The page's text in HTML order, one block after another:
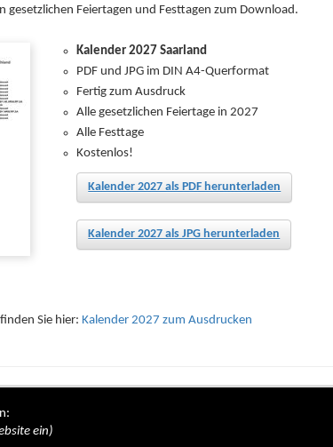
Feiertagen und Festtagen zum Download.
Kalender 2027 Saarland
PDF und JPG im DIN A4-Querformat
Fertig zum Ausdruck
Alle gesetzlichen Feiertage in 2027
Alle Festtage
Kostenlos!
Kalender 2027 als PDF herunterladen
Kalender 2027 als JPG herunterladen
Sie hier: Kalender 2027 zum Ausdrucken
ein)